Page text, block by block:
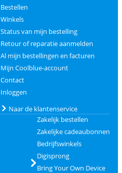
Bestellen
Winkels
Status van mijn bestelling
Retour of reparatie aanmelden
Al mijn bestellingen en facturen
Mijn Coolblue-account
Contact
Inloggen
Naar de klantenservice
Zakelijk bestellen
Zakelijke cadeaubonnen
Bedrijfswinkels
Digisprong
Bring Your Own Device